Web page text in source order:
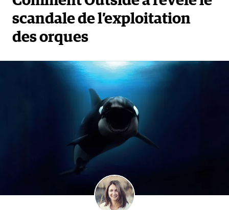
scandale de l’exploitation
des orques